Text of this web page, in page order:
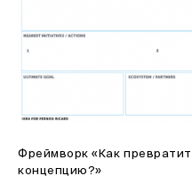
Фреймворк «Как
концепцию?»